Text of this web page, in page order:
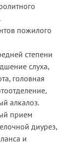
пожилого
степени
слуха,
головная
алкалоз.
прием
диурез,
и